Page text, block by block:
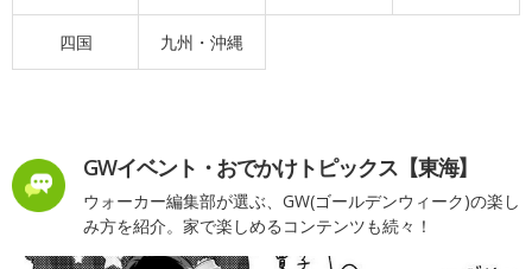
四国 九州・沖縄
GWイベント・おでかけトピックス【東海】
ウォーカー編集部が選ぶ、GW(ゴールデンウィーク)の楽し
み方を紹介。家で楽しめるコンテンツも続々！